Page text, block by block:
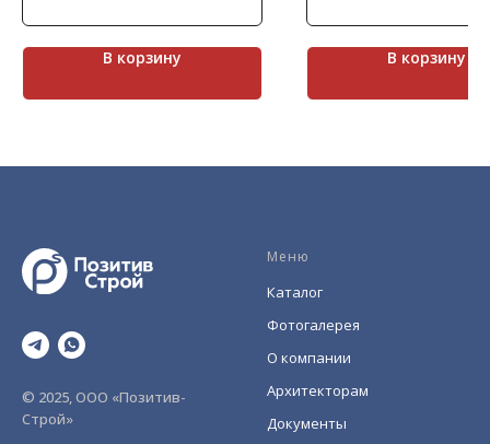
В корзину
облицовке цоколей. Для
монументальности его
и на фасаде
других крупных строений.
В корзину
© 2025, ООО «Позитив-
Строй»
Меню
Каталог
Фотогалерея
О компании
Архитекторам
Документы